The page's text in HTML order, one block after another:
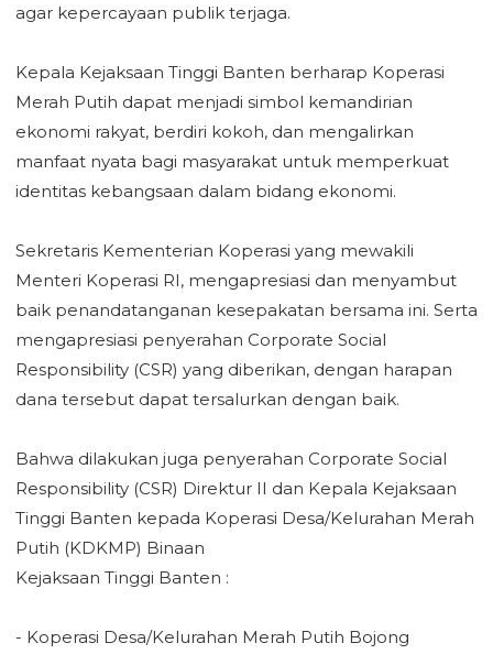
agar kepercayaan publik terjaga.
‎Kepala Kejaksaan Tinggi Banten berharap Koperasi
Merah Putih dapat menjadi simbol kemandirian
ekonomi rakyat, berdiri kokoh, dan mengalirkan
manfaat nyata bagi masyarakat untuk memperkuat
identitas kebangsaan dalam bidang ekonomi.
‎Sekretaris Kementerian Koperasi yang mewakili
Menteri Koperasi RI, mengapresiasi dan menyambut
‎baik penandatanganan kesepakatan bersama ini. Serta
mengapresiasi penyerahan Corporate Social
Responsibility (CSR) yang diberikan, dengan harapan
dana tersebut dapat tersalurkan dengan baik.
‎Bahwa dilakukan juga penyerahan Corporate Social
Responsibility (CSR) Direktur II dan Kepala Kejaksaan
Tinggi Banten kepada Koperasi Desa/Kelurahan Merah
Putih (KDKMP) Binaan
‎Kejaksaan Tinggi Banten :
‎- Koperasi Desa/Kelurahan Merah Putih Bojong